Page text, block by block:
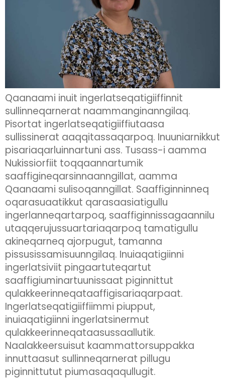
Qaanaami inuit ingerlatseqatigiiffinnit
sullinneqarnerat naammanginanngilaq.
Pisortat ingerlatseqatigiiffiutaasa
sullissinerat aaqqitassaqarpoq. Inuuniarnikkut
pisariaqarluinnartuni ass. Tusass-i aamma
Nukissiorfiit toqqaannartumik
saaffigineqarsinnaanngillat, aamma
Qaanaami sulisoqanngillat. Saaffiginninneq
oqarasuaatikkut qarasaasiatigullu
ingerlanneqartarpoq, saaffiginnissagaannilu
utaqqerujussuartariaqarpoq tamatigullu
akineqarneq ajorpugut, tamanna
pissusissamisuunngilaq. Inuiaqatigiinni
ingerlatsiviit pingaartuteqartut
saaffigiuminartuunissaat piginnittut
qulakkeerinneqataaffigisariaqarpaat.
Ingerlatseqatigiiffiimmi piupput,
inuiaqatigiinni ingerlatsinermut
qulakkeerinneqataasussaallutik.
Naalakkeersuisut kaammattorsuppakka
innuttaasut sullinneqarnerat pillugu
piginnittutut piumasaqaqullugit.